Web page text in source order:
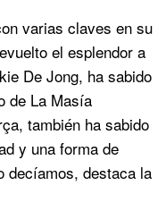
varias claves en su
el esplendor a
De Jong, ha sabido
de La Masía
también ha sabido
y una forma de
decíamos, destaca la